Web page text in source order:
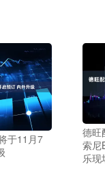
于11月7
德旺
索尼
乐现